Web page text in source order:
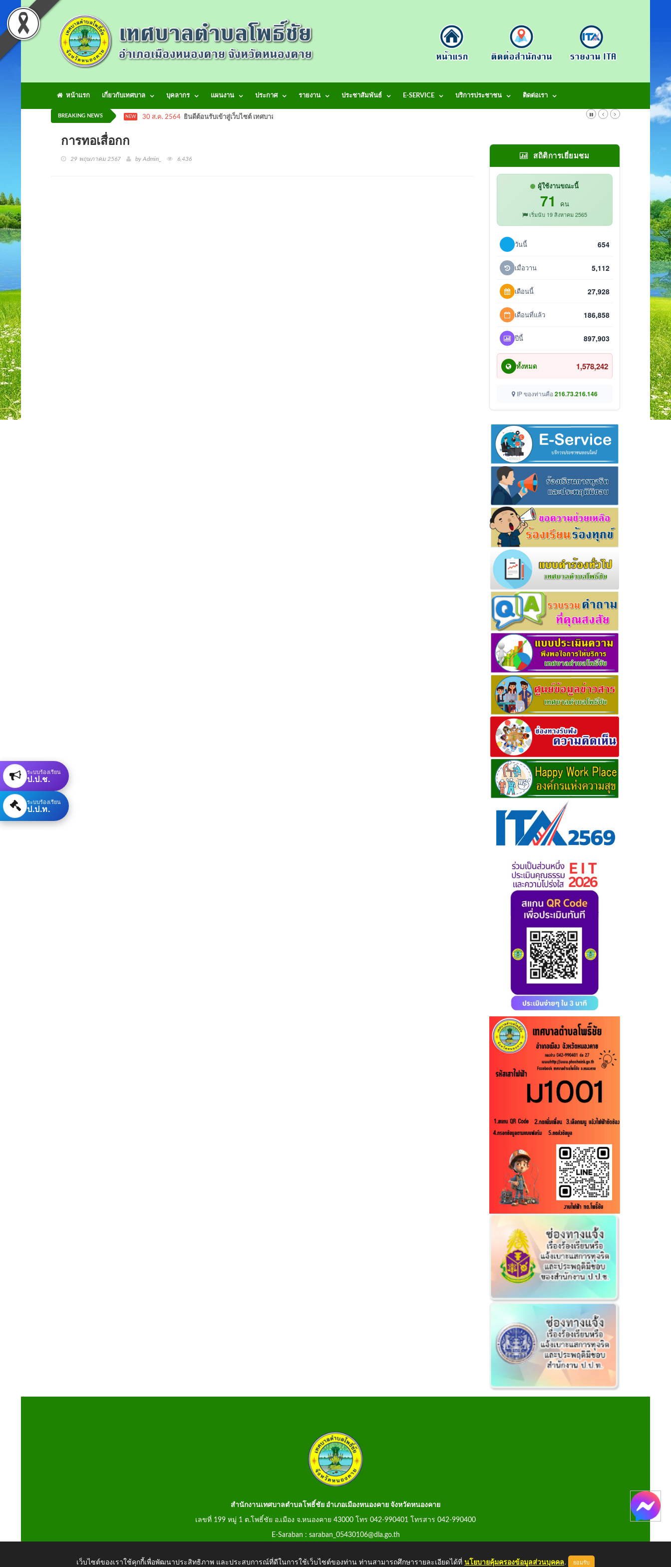
หน้าแรก เกี่ยวกับเทศบาล บุคลากร แผนงาน ประกาศ รายงาน ประชาสัมพันธ์ E-SERVICE บริการประชาชน ติดต่อเรา
BREAKING NEWS NEW 30 ส.ค. 2564 ยินดีต้อนรับเข้าสู่เว็บไซต์ เทศบาลตำบลโพธิ์ชัย
การทอเสื่อกก
29 พฤษภาคม 2567 by Admin_ 6,436 สถิติการเยี่ยมชม
ผู้ใช้งานขณะนี้
71 คน
เริ่มนับ 19 สิงหาคม 2565
วันนี้ 654
เมื่อวาน 5,112
เดือนนี้ 27,928
เดือนที่แล้ว 186,858
ปีนี้ 897,903
ทั้งหมด 1,578,242
IP ของท่านคือ 216.73.216.146
สำนักงานเทศบาลตำบลโพธิ์ชัย อำเภอเมืองหนองคาย จังหวัดหนองคาย
เลขที่ 199 หมู่ 1 ต.โพธิ์ชัย อ.เมือง จ.หนองคาย 43000 โทร 042-990401 โทรสาร 042-990400
E-Saraban : saraban_05430106@dla.go.th
ระบบร้องเรียน
ป.ป.ช.
ระบบร้องเรียน
ป.ป.ท.
เว็บไซต์ของเราใช้คุกกี้เพื่อพัฒนาประสิทธิภาพ และประสบการณ์ที่ดีในการใช้เว็บไซต์ของท่าน ท่านสามารถศึกษารายละเอียดได้ที่ นโยบายคุ้มครองข้อมูลส่วนบุคคล. ยอมรับ